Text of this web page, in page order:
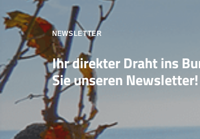
NEWSLETTER
Ihr direkter Draht ins
Sie unseren Newsletter!